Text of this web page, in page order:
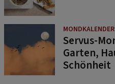
MONDKALENDER
Servus-
Garten,
Schönheit